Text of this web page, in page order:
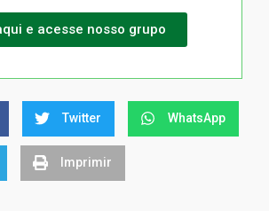
e acesse nosso grupo
Twitter WhatsApp
Imprimir